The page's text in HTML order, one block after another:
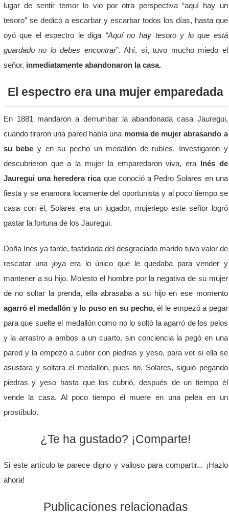
lugar de sentir temor lo vio por otra perspectiva “aquí hay un
tesoro” se dedicó a escarbar y escarbar todos los días, hasta que
oyó que el espectro le diga “Aquí no hay tesoro y lo que está
guardado no lo debes encontrar”. Ahí, sí, tuvo mucho miedo el
señor, inmediatamente abandonaron la casa.
El espectro era una mujer emparedada
En 1881 mandaron a derrumbar la abandonada casa Jauregui,
cuando tiraron una pared había unamomia de mujer abrasando a
su bebe y en su pecho un medallón de rubíes. Investigaron y
descubrieron que a la mujer la emparedaron viva, eraInés de
Jauregui una heredera ricaque conoció a Pedro Solares en una
fiesta y se enamora locamente del oportunista y al poco tiempo se
casa con él, Solares era un jugador, mujeriego este señor logró
gastar la fortuna de los Jauregui.
Doña Inés ya tarde, fastidiada del desgraciado marido tuvo valor de
rescatar una joya era lo único que le quedaba para vender y
mantener a su hijo. Molesto el hombre por la negativa de su mujer
de no soltar la prenda, ella abrasaba a su hijo en ese momento
agarró el medallón y lo puso en su pecho,él le empezó a pegar
para que suelte el medallón como no lo soltó la agarró de los pelos
y la arrastro a ambos a un cuarto, sin conciencia la pegó en una
pared y la empezó a cubrir con piedras y yeso, para ver si ella se
asustara y soltara el medallón, pues no, Solares, siguió pegando
piedras y yeso hasta que los cubrió, después de un tiempo él
vende la casa. Al poco tiempo él muere en una pelea en un
prostíbulo.
¿Te ha gustado? ¡Comparte!
Si este artículo te parece digno y valioso para compartir... ¡Hazlo
ahora!
Publicaciones relacionadas